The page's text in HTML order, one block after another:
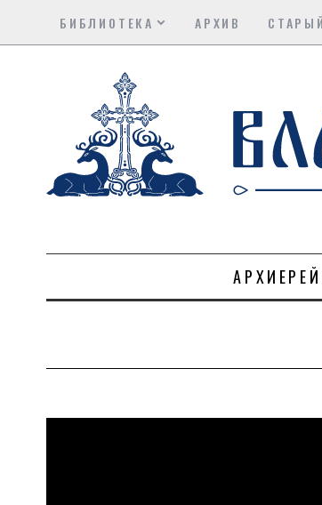
БИБЛИОТЕКА АРХИВ
АРХИЕРЕЙ